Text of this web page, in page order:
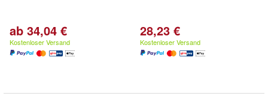
ab 34,04 €
Kostenloser Versand
28,23 €
Kostenloser Versand